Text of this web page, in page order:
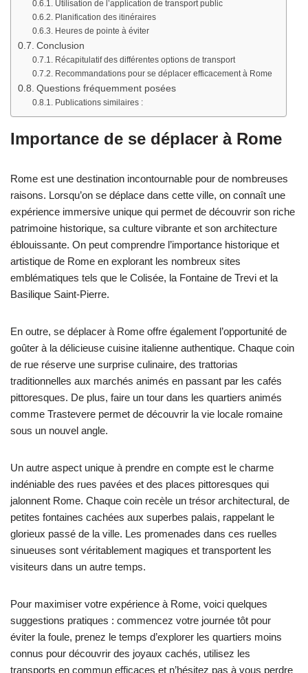
Utilisation de l’application de transport public
Planification des itinéraires
Heures de pointe à éviter
Conclusion
Récapitulatif des différentes options de transport
Recommandations pour se déplacer efficacement à Rome
Questions fréquemment posées
Publications similaires :
Importance de se déplacer à Rome
Rome est une destination incontournable pour de nombreuses
raisons. Lorsqu’on se déplace dans cette ville, on connaît une
expérience immersive unique qui permet de découvrir son riche
patrimoine historique, sa culture vibrante et son architecture
éblouissante. On peut comprendre l’importance historique et
artistique de Rome en explorant les nombreux sites
emblématiques tels que le Colisée, la Fontaine de Trevi et la
Basilique Saint-Pierre.
En outre, se déplacer à Rome offre également l’opportunité de
goûter à la délicieuse cuisine italienne authentique. Chaque coin
de rue réserve une surprise culinaire, des trattorias
traditionnelles aux marchés animés en passant par les cafés
pittoresques. De plus, faire un tour dans les quartiers animés
comme Trastevere permet de découvrir la vie locale romaine
sous un nouvel angle.
Un autre aspect unique à prendre en compte est le charme
indéniable des rues pavées et des places pittoresques qui
jalonnent Rome. Chaque coin recèle un trésor architectural, de
petites fontaines cachées aux superbes palais, rappelant le
glorieux passé de la ville. Les promenades dans ces ruelles
sinueuses sont véritablement magiques et transportent les
visiteurs dans un autre temps.
Pour maximiser votre expérience à Rome, voici quelques
suggestions pratiques : commencez votre journée tôt pour
éviter la foule, prenez le temps d’explorer les quartiers moins
connus pour découvrir des joyaux cachés, utilisez les
transports en commun efficaces et n’hésitez pas à vous perdre